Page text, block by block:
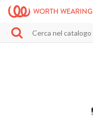
WORTH WEARING